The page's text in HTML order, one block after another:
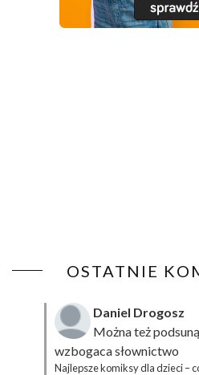
OSTATNIE
Daniel Drogosz
Można też podsuną
wzbogaca słownictwo
Najlepsze komiksy dla dzieci –